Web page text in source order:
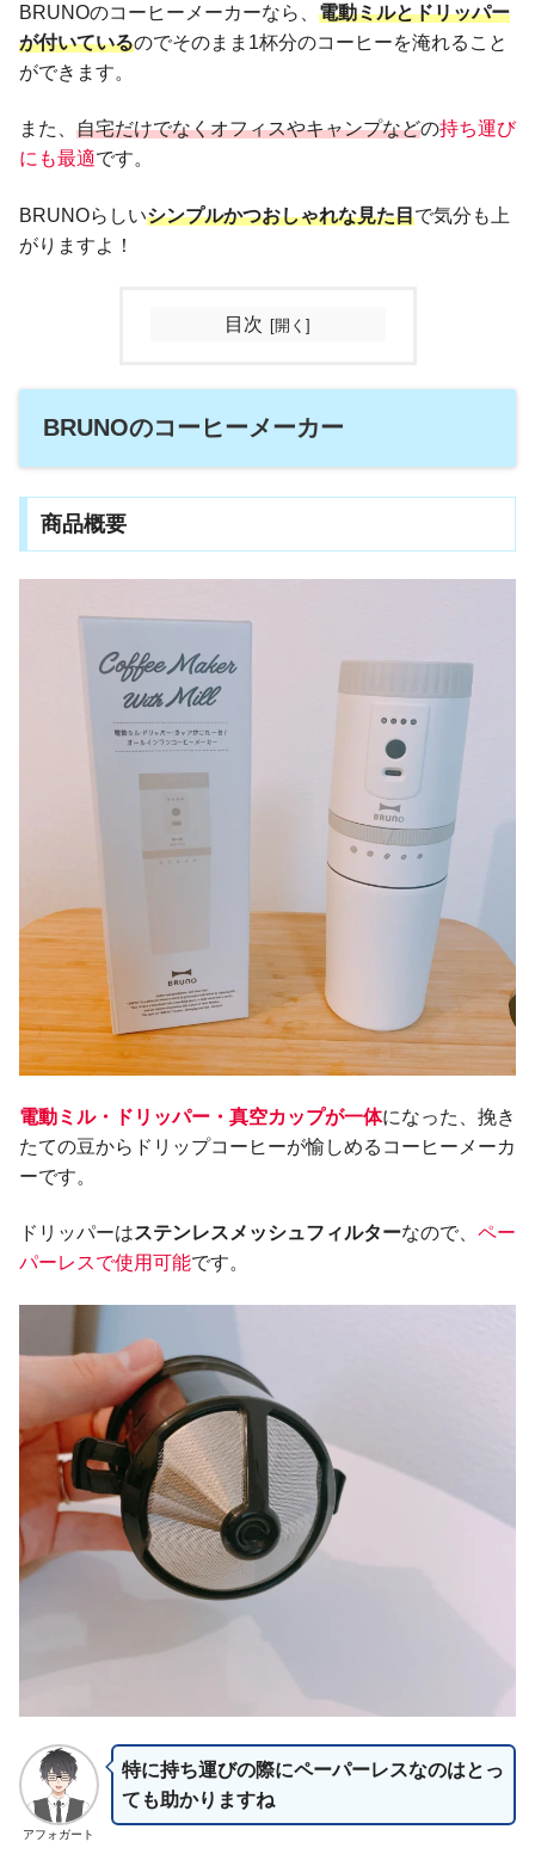
BRUNOのコーヒーメーカーなら、 電動ミルとドリッパー
が付いているのでそのまま1杯分のコーヒーを淹れること
ができます。
また、 自宅だけでなくオフィスやキャンプなどの持ち運び
にも最適です。
BRUNOらしいシンプルかつおしゃれな見た目で気分も上
がりますよ！
目次
BRUNOのコーヒーメーカー
商品概要
電動ミル・ドリッパー・真空カップが一体になった、挽き
たての豆からドリップコーヒーが愉しめるコーヒーメーカ
ーです。
ドリッパーはステンレスメッシュフィルターなので、 ペー
パーレスで使用可能です。
アフォガート
特に持ち運びの際にペーパーレスなのはとっ
ても助かりますね